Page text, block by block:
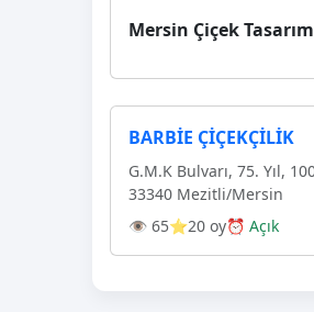
Mersin Çiçek
BARBİE ÇİÇEKÇİLİK
G.M.K Bulvarı, 75. Yıl,
33340 Mezitli/Mersin
👁 65⭐20 oy⏰ Açık